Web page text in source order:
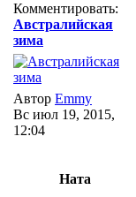
Комментировать:
Австралийская
зима
Автор Emmy
Вс июл 19, 2015,
12:04
Ната